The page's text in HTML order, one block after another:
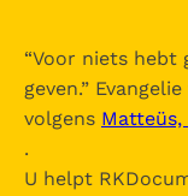
“Voor niets hebt
geven.”
volgens Matteüs,
.
U helpt